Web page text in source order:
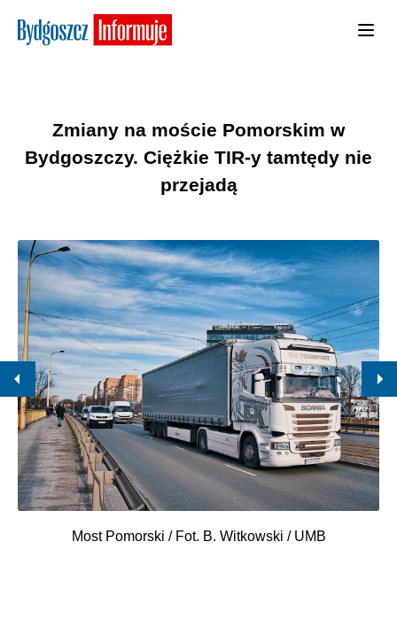
Zmiany na moście Pomorskim w
Bydgoszczy. Ciężkie TIR-y tamtędy nie
przejadą
Most Pomorski / Fot. B. Witkowski / UMB